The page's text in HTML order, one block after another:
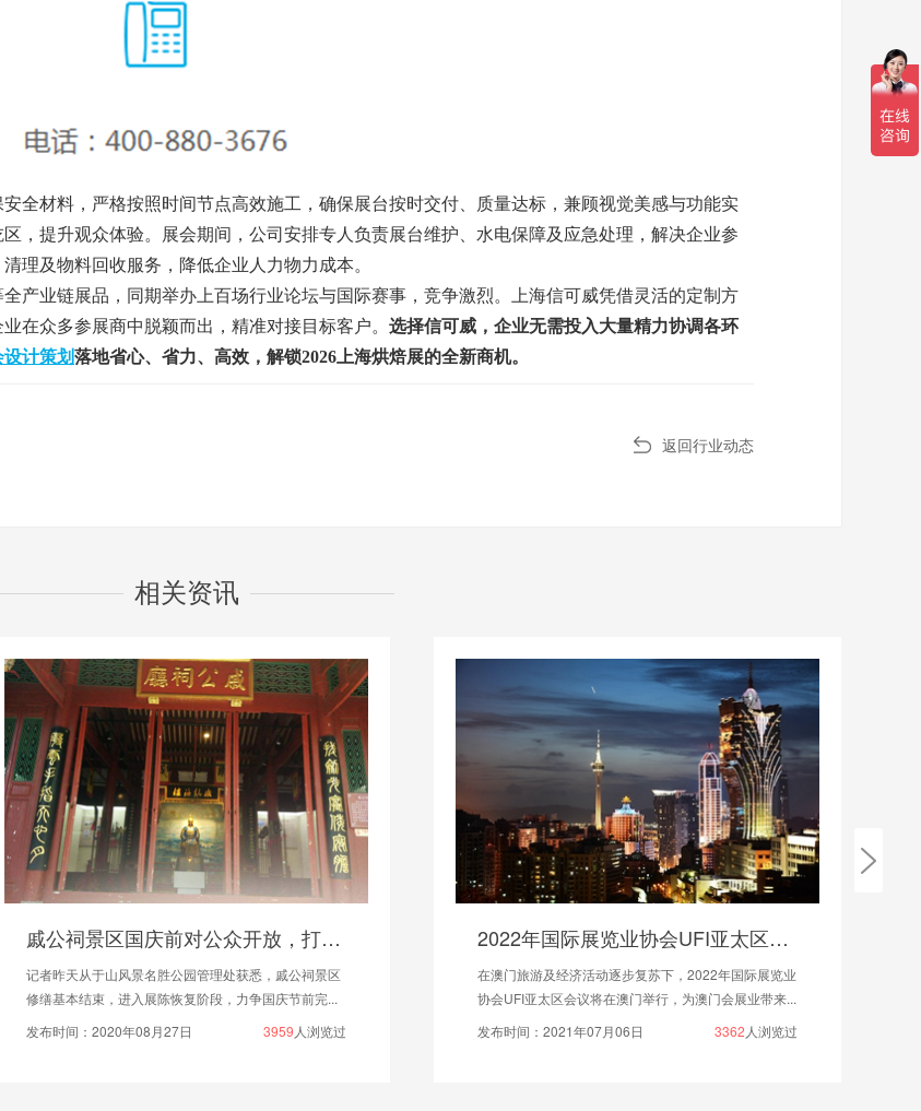
全材料，严格按照时间节点高效施工，确保展台按时交付、质量达标，兼顾视觉美感与功能实
，提升观众体验。展会期间，公司安排专人负责展台维护、水电保障及应急处理，解决企业参
理及物料回收服务，降低企业人力物力成本。
产业链展品，同期举办上百场行业论坛与国际赛事，竞争激烈。上海信可威凭借灵活的定制方
在众多参展商中脱颖而出，精准对接目标客户。 选择信可威，企业无需投入大量精力协调各环
计策划落地省心、省力、高效，解锁2026上海烘焙展的全新商机。
返回行业动态
相关资讯
戚公祠景区国庆前对公众开放，打造数字展厅
公园管理处获悉，戚公祠景区
恢复阶段，力争国庆节前完...
27日
3959人浏览过
2022年国际展览业协会UFI亚太区会议将在澳门举行
在澳门旅游及经济活动逐步复苏下，2022年国际展览业
协会UFI亚太区会议将在澳门举行，为澳门会展业带来...
发布时间：2021年07月06日
3362人浏览过
2025年上海美容博览会
划，合理安排时间，确
发布时间：2025年04月